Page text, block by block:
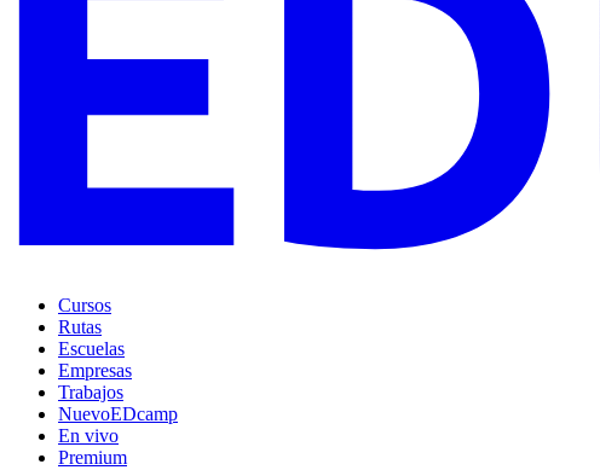
Cursos
Rutas
Escuelas
Empresas
Trabajos
NuevoEDcamp
En vivo
Premium